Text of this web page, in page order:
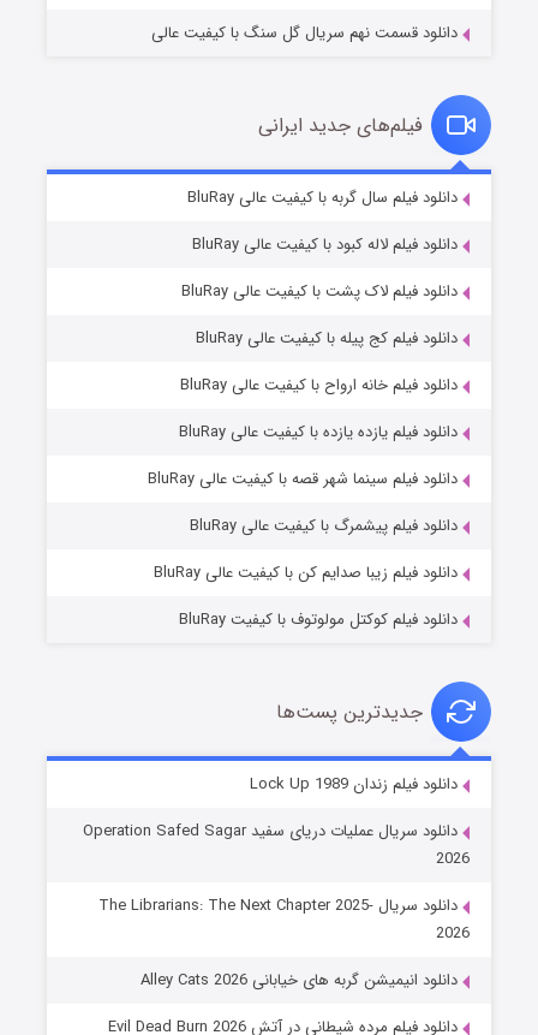
قسمت۶ (زیرنویس) منتشر شد
شوهر
دانلود قسمت نهم سریال گل سنگ با کیفیت عالی
فیلم‌های جدید ایرانی
دانلود فیلم سال گربه با کیفیت عالی BluRay
دانلود فیلم لاله کبود با کیفیت عالی BluRay
دانلود فیلم لاک پشت با کیفیت عالی BluRay
دانلود فیلم کج‌ پیله با کیفیت عالی BluRay
دانلود فیلم خانه ارواح با کیفیت عالی BluRay
دانلود فیلم یازده یازده با کیفیت عالی BluRay
دانلود فیلم سینما شهر قصه با کیفیت عالی BluRay
دانلود فیلم پیشمرگ با کیفیت عالی BluRay
دانلود فیلم زیبا صدایم کن با کیفیت عالی BluRay
دانلود فیلم کوکتل مولوتوف با کیفیت BluRay
جدیدترین پست‌ها
دانلود فیلم زندان Lock Up 1989
دانلود سریال عملیات دریای سفید Operation Safed Sagar
2026
دانلود سریال The Librarians: The Next Chapter 2025-
2026
دانلود انیمیشن گربه های خیابانی Alley Cats 2026
دانلود فیلم مرده شیطانی در آتش Evil Dead Burn 2026